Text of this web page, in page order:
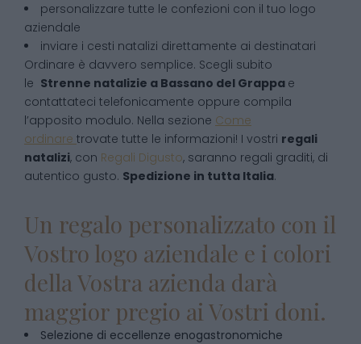
personalizzare tutte le confezioni con il tuo logo
aziendale
inviare i cesti natalizi direttamente ai destinatari
Ordinare è davvero semplice. Scegli subito
le Strenne natalizie a Bassano del Grappa e
contattateci telefonicamente oppure compila
l’apposito modulo. Nella sezione Come
ordinare trovate tutte le informazioni! I vostri regali
natalizi, con Regali Digusto, saranno regali graditi, di
autentico gusto. Spedizione in tutta Italia.
Un regalo personalizzato con il
Vostro logo aziendale e i colori
della Vostra azienda darà
maggior pregio ai Vostri doni.
Selezione di eccellenze enogastronomiche